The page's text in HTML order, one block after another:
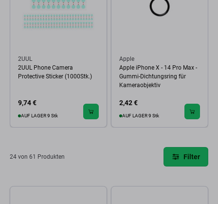
2UUL
2UUL Phone Camera
Protective Sticker (1000Stk.)
9,74 €
AUF LAGER 9 Stk
Apple
Apple iPhone X - 14 Pro Max -
Gummi-Dichtungsring für
Kameraobjektiv
2,42 €
AUF LAGER 9 Stk
24 von 61 Produkten Filter